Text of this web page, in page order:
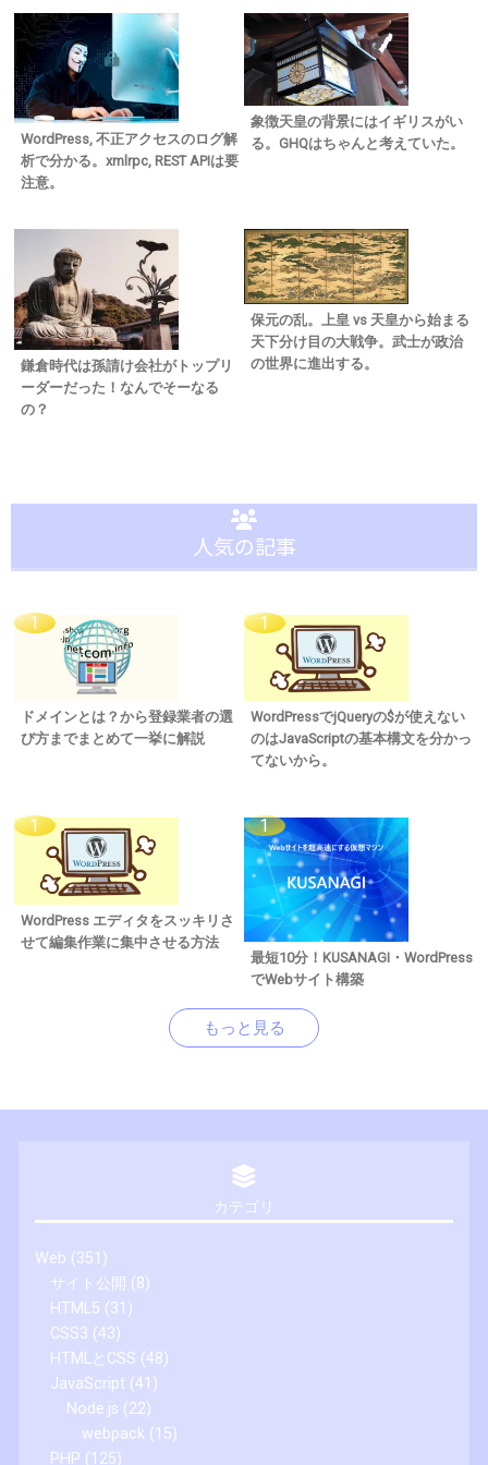
WordPress, 不正アクセスのログ解
析で分かる。xmlrpc, REST APIは要
注意。
象徴天皇の背景にはイギリスがい
る。GHQはちゃんと考えていた。
鎌倉時代は孫請け会社がトップリ
ーダーだった！なんでそーなる
の？
保元の乱。上皇 vs 天皇から始まる
天下分け目の大戦争。武士が政治
の世界に進出する。
人気の記事
ドメインとは？から登録業者の選
び方までまとめて一挙に解説
WordPressでjQueryの$が使えない
のはJavaScriptの基本構文を分かっ
てないから。
WordPress エディタをスッキリさ
せて編集作業に集中させる方法
最短10分！KUSANAGI・WordPress
でWebサイト構築
もっと見る
カテゴリ
Web (351)
サイト公開 (8)
HTML5 (31)
CSS3 (43)
HTMLとCSS (48)
JavaScript (41)
Node.js (22)
webpack (15)
PHP (125)